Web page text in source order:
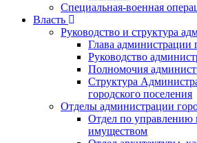
Специальная-военная
Власть
Руководство и структура
Глава администрации
Руководство
Полномочия
Структура
городского поселения
Отделы администрации
Отдел по
имуществом